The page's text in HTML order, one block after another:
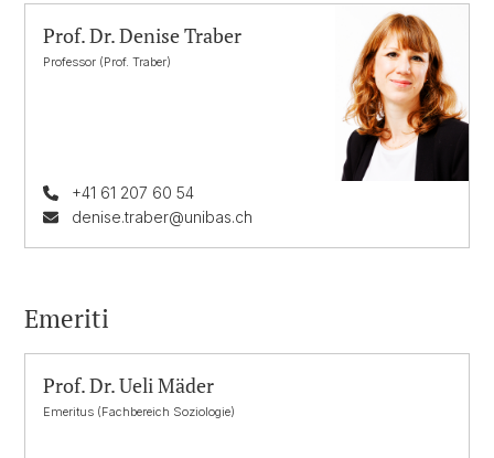
Prof. Dr. Denise Traber
Professor (Prof. Traber)
+41 61 207 60 54
denise.traber@unibas.ch
Emeriti
Prof. Dr. Ueli Mäder
Emeritus (Fachbereich Soziologie)